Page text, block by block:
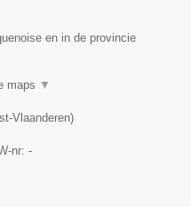
en in de provincie
maps ▼
Vlaanderen)
nr: -